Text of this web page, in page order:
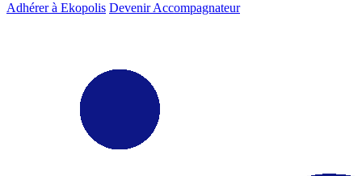
Adhérer à Ekopolis Devenir Accompagnateur